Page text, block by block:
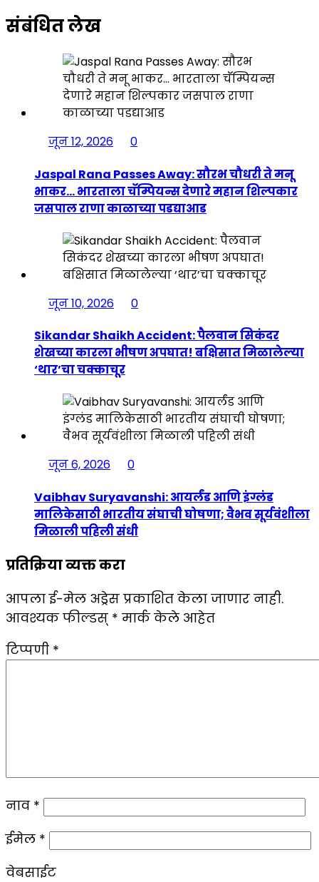
संबंधित लेख
जून 12, 2026
0
Jaspal Rana Passes Away: सौरभ चौधरी ते मनू
भाकर… भारताला चॅम्पियन्स देणारे महान शिल्पकार
जसपाल राणा काळाच्या पडद्याआड
जून 10, 2026
0
Sikandar Shaikh Accident: पैलवान सिकंदर
शेखच्या कारला भीषण अपघात! बक्षिसात मिळालेल्या
‘थार’चा चक्काचूर
जून 6, 2026
0
Vaibhav Suryavanshi: आयर्लंड आणि इंग्लंड
मालिकेसाठी भारतीय संघाची घोषणा; वैभव सूर्यवंशीला
मिळाली पहिली संधी
प्रतिक्रिया व्यक्त करा
आपला ई-मेल अड्रेस प्रकाशित केला जाणार नाही.
आवश्यक फील्डस् * मार्क केले आहेत
टिप्पणी *
नाव *
ईमेल *
वेबसाईट